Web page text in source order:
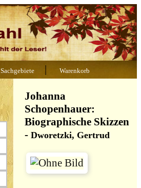
Sachgebiete | Warenkorb
Johanna
Schopenhauer:
Biographische Skizzen
-Dworetzki, Gertrud